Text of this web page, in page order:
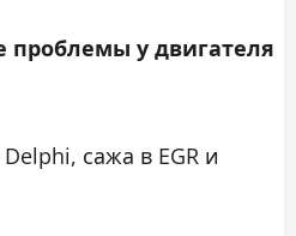
проблемы у двигателя
сажа в EGR и